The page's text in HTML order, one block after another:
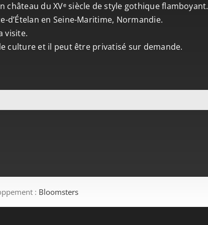
château du XVᵉ siècle de style gothique flamboyant.
d’Ételan en Seine-Maritime, Normandie.
visite.
culture et il peut être privatisé sur demande.
: Bloomsters